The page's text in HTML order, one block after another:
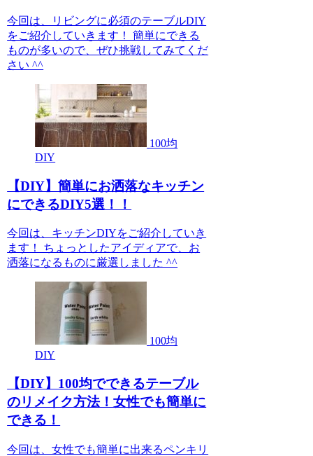
今回は、リビングに必須のテーブルDIY
をご紹介していきます！ 簡単にできる
ものが多いので、ぜひ挑戦してみてくだ
さい ^^
100均
DIY
【DIY】簡単にお洒落なキッチン
にできるDIY5選！！
今回は、キッチンDIYをご紹介していき
ます！ ちょっとしたアイディアで、お
洒落になるものに厳選しました ^^
100均
DIY
【DIY】100均でできるテーブル
のリメイク方法！女性でも簡単に
できる！
今回は、女性でも簡単に出来るペンキリ